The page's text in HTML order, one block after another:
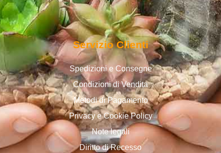
Servizio Clienti
Spedizioni e Consegne
Condizioni di Vendita
Metodi di Pagamento
Privacy e Cookie Policy
Note legali
Diritto di Recesso